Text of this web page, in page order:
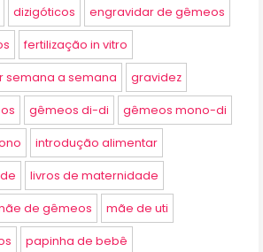
dizigóticos engravidar de gêmeos
fertilização in vitro
a semana gravidez
gêmeos di-di gêmeos mono-di
introdução alimentar
livros de maternidade
de gêmeos mãe de uti
papinha de bebê